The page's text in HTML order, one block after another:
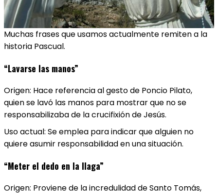
Muchas frases que usamos actualmente remiten a la
historia Pascual.
“Lavarse las manos”
Origen: Hace referencia al gesto de Poncio Pilato,
quien se lavó las manos para mostrar que no se
responsabilizaba de la crucifixión de Jesús.
Uso actual: Se emplea para indicar que alguien no
quiere asumir responsabilidad en una situación.
“Meter el dedo en la llaga”
Origen: Proviene de la incredulidad de Santo Tomás,